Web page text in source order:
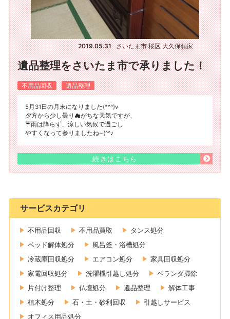
2019.05.31 さいたま市 桜区 大久保領家
遺品整理をさいたま市で承りました！
不用品回収 遺品整理
5月31日の月末になりました(*^^)v
夕方から少し曇り☁がちな天気ですが、
☔雨は降らず、涼しい気候で過ごし
やすくなって参りましたね~(^^♪
続きはこちら
サービスカテゴリ
不用品回収 不用品買取
タンス処分
ベッド解体処分
風呂釜・浴槽処分
冷蔵庫回収処分
エアコン処分
家具回収処分
家電回収処分
洗濯機引越し処分
ベランダ掃除
片付け整理
仏壇処分 遺品整理
解体工事
植木処分
石・土・砂利回収
引越しサービス
オフィス用品処分